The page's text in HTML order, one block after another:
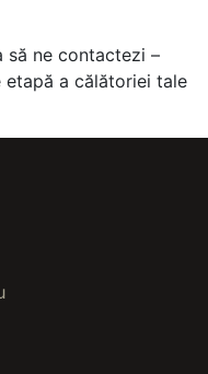
să ne contactezi –
etapă a călătoriei tale